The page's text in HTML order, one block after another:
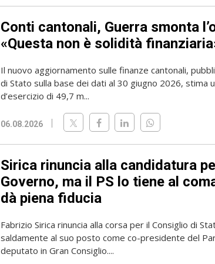
Conti cantonali, Guerra smonta
«Questa non è solidità
Il nuovo aggiornamento sulle finanze cantonali,
di Stato sulla base dei dati al 30 giugno 2026, stima
d’esercizio di 49,7 m...
06.08.2026
Sirica rinuncia alla candidatura
Governo, ma il PS lo tiene al
dà piena fiducia
Fabrizio Sirica rinuncia alla corsa per il Consiglio di
saldamente al suo posto come co-presidente del
deputato in Gran Consiglio....